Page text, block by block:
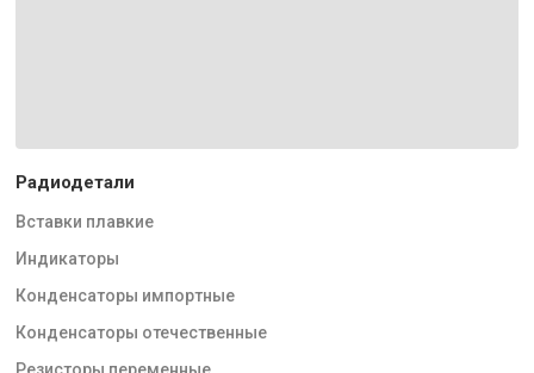
Радиодетали
Вставки плавкие
Индикаторы
Конденсаторы импортные
Конденсаторы отечественные
Резисторы переменные